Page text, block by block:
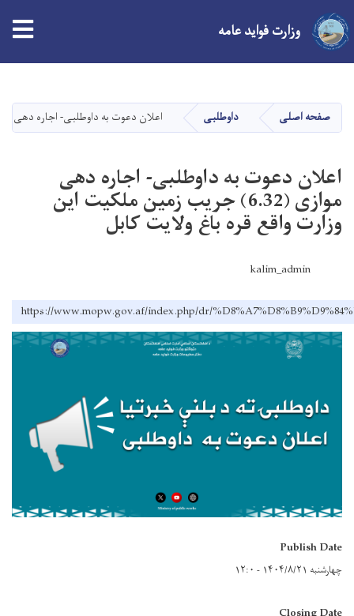
main
content
وزارت فواید عامه
صفحه اصلی داوطلبی اعلان دعوت به داوطلبی- اجاره دهی موازی (6.32) جریب زمین ملکیت این وزارت واقع قره
اعلان دعوت به داوطلبی- اجاره دهی
موازی (6.32) جریب زمین ملکیت این
وزارت واقع قره باغ ولایت کابل
kalim_admin
https://www.mopw.gov.af/index.php/dr/
Publish Date
چهارشنبه ۱۴۰۴/۸/۲۱ - ۱۲:۰